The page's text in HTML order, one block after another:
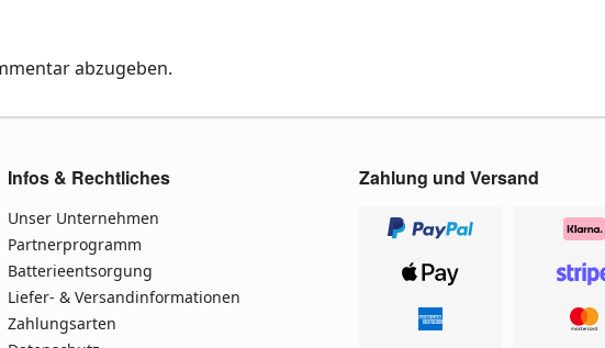
abzugeben.
Infos & Rechtliches
Unser Unternehmen
Partnerprogramm
Batterieentsorgung
Liefer- & Versandinformationen
Zahlungsarten
Zahlung und Versand